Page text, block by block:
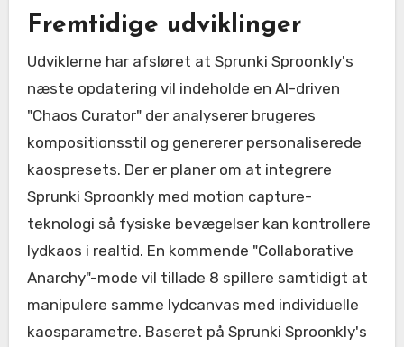
Fremtidige udviklinger
Udviklerne har afsløret at Sprunki Sproonkly's
næste opdatering vil indeholde en AI-driven
"Chaos Curator" der analyserer brugeres
kompositionsstil og genererer personaliserede
kaospresets. Der er planer om at integrere
Sprunki Sproonkly med motion capture-
teknologi så fysiske bevægelser kan kontrollere
lydkaos i realtid. En kommende "Collaborative
Anarchy"-mode vil tillade 8 spillere samtidigt at
manipulere samme lydcanvas med individuelle
kaosparametre. Baseret på Sprunki Sproonkly's